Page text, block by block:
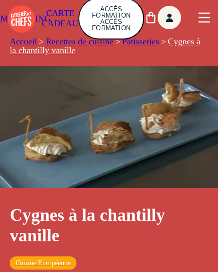
CARTE
CADEAU
ACCÈS
FORMATION
ACCÈS
FORMATION
Accueil > Recettes de cuisine > Pâtisseries > Cygnes à
la chantilly vanille
Cygnes à la chantilly
vanille
Cuisine Européenne